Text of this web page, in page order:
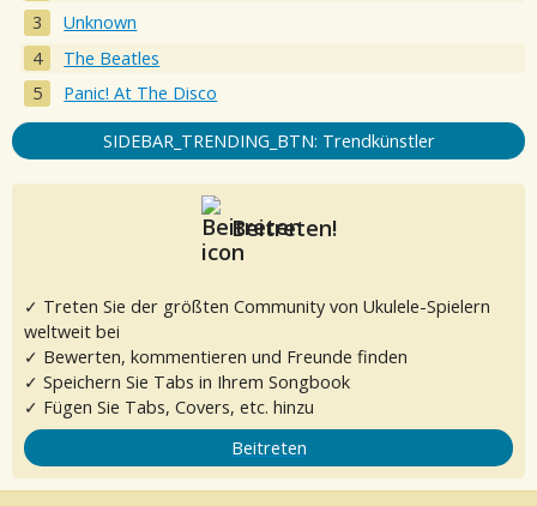
Unknown
The Beatles
Panic! At The Disco
SIDEBAR_TRENDING_BTN: Trendkünstler
Beitreten!
✓ Treten Sie der größten Community von Ukulele-Spielern
weltweit bei
✓ Bewerten, kommentieren und Freunde finden
✓ Speichern Sie Tabs in Ihrem Songbook
✓ Fügen Sie Tabs, Covers, etc. hinzu
Beitreten